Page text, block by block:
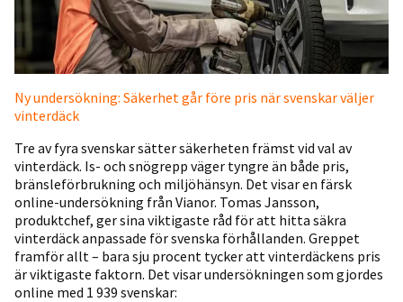
Ny undersökning: Säkerhet går före pris när svenskar väljer
vinterdäck
Tre av fyra svenskar sätter säkerheten främst vid val av
vinterdäck. Is- och snögrepp väger tyngre än både pris,
bränsleförbrukning och miljöhänsyn. Det visar en färsk
online-undersökning från Vianor. Tomas Jansson,
produktchef, ger sina viktigaste råd för att hitta säkra
vinterdäck anpassade för svenska förhållanden. Greppet
framför allt – bara sju procent tycker att vinterdäckens pris
är viktigaste faktorn. Det visar undersökningen som gjordes
online med 1 939 svenskar: